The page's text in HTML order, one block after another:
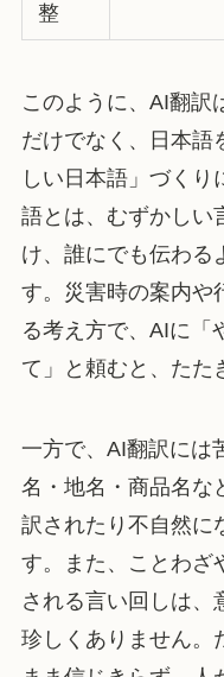
整
このように、AI翻訳
だけでなく、日本語
しい日本語」づくり
語とは、むずかしい
け、誰にでも伝わる
す。災害時の案内や
る考え方で、AIに「
て」と頼むと、たた
一方で、AI翻訳には
名・地名・商品名な
訳されたり不自然に
す。また、ことわざ
される言い回しは、
珍しくありません。